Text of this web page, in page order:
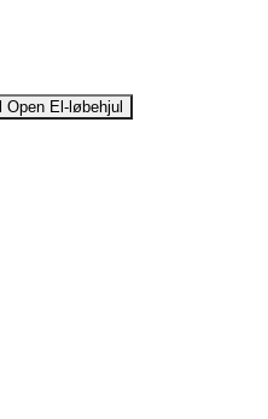
Open El-løbehjul